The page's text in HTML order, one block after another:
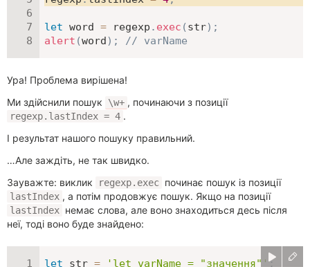
let word = regexp . exec (str) ;
alert (word) ; // varName
Ура! Проблема вирішена!
Ми здійснили пошук
\w+ , починаючи з позиції
regexp.lastIndex = 4 .
І результат нашого пошуку правильний.
…Але заждіть, не так швидко.
Зауважте: виклик
regexp.exec починає пошук із позиції
lastIndex , а потім продовжує пошук. Якщо на позиції
lastIndex немає слова, але воно знаходиться десь після
неї, тоді воно буде знайдено:
let str = 'let varName = "значення"' ;